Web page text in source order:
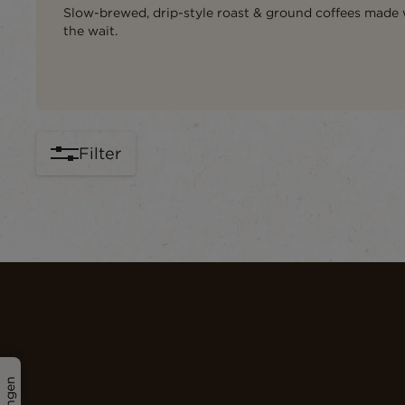
Slow-brewed, drip-style roast & ground coffees
the wait.
Filter